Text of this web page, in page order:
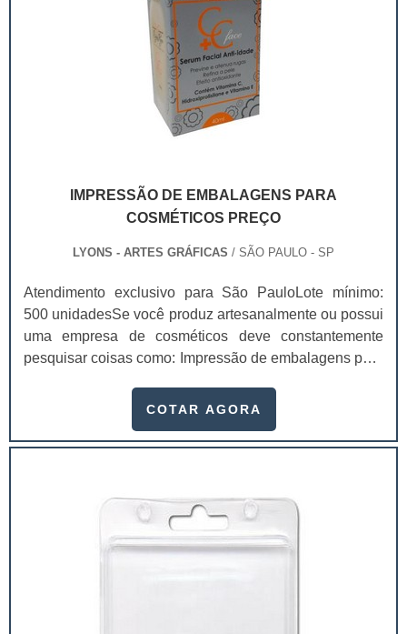
IMPRESSÃO DE EMBALAGENS PARA
COSMÉTICOS PREÇO
LYONS - ARTES GRÁFICAS / SÃO PAULO - SP
Atendimento exclusivo para São PauloLote mínimo:
500 unidadesSe você produz artesanalmente ou possui
uma empresa de cosméticos deve constantemente
pesquisar coisas como: Impressão de embalagens para
um investimento necessário para quem está no
extremamente competitivo, assim, as embalagens
COTAR AGORA